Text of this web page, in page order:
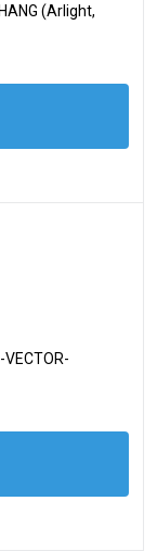
(Arlight,